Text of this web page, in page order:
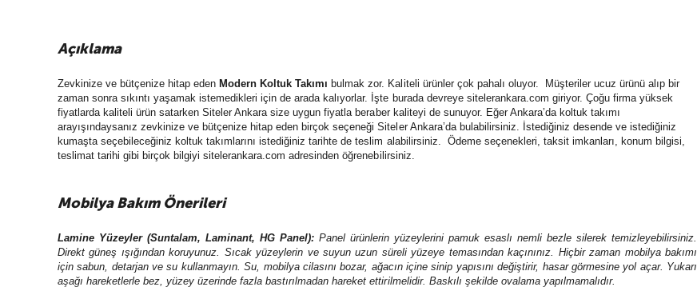
Açıklama
Zevkinize ve bütçenize hitap eden Modern Koltuk Takımı bulmak zor. Kaliteli ürünler çok pahalı oluyor. Müşteriler ucuz ürünü alıp bir
zaman sonra sıkıntı yaşamak istemedikleri için de arada kalıyorlar. İşte burada devreye sitelerankara.com giriyor. Çoğu firma yüksek
fiyatlarda kaliteli ürün satarken Siteler Ankara size uygun fiyatla beraber kaliteyi de sunuyor. Eğer Ankara’da koltuk takımı
arayışındaysanız zevkinize ve bütçenize hitap eden birçok seçeneği Siteler Ankara’da bulabilirsiniz. İstediğiniz desende ve istediğiniz
kumaşta seçebileceğiniz koltuk takımlarını istediğiniz tarihte de teslim alabilirsiniz. Ödeme seçenekleri, taksit imkanları, konum bilgisi,
teslimat tarihi gibi birçok bilgiyi sitelerankara.com adresinden öğrenebilirsiniz.
Mobilya Bakım Önerileri
Lamine Yüzeyler (Suntalam, Laminant, HG Panel): Panel ürünlerin yüzeylerini pamuk esaslı nemli bezle silerek temizleyebilirsiniz.
Direkt güneş ışığından koruyunuz. Sıcak yüzeylerin ve suyun uzun süreli yüzeye temasından kaçınınız. Hiçbir zaman mobilya bakımı
için sabun, detarjan ve su kullanmayın. Su, mobilya cilasını bozar, ağacın içine sinip yapısını değiştirir, hasar görmesine yol açar. Yukarı
aşağı hareketlerle bez, yüzey üzerinde fazla bastırılmadan hareket ettirilmelidir. Baskılı şekilde ovalama yapılmamalıdır.